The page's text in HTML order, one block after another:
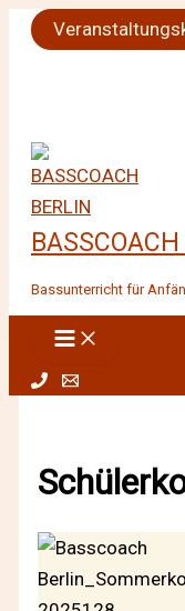
Zum
Inhalt
Bassunterricht für